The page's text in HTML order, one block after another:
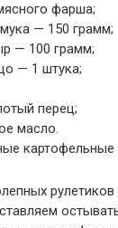
фарша;
— 150 грамм;
— 100 грамм;
— 1 штука;
перец;
масло.